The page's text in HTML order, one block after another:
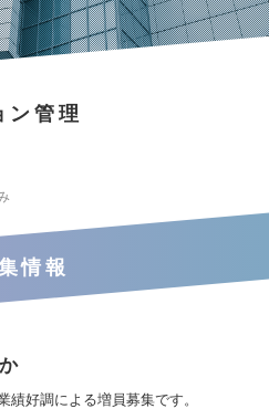
ン管理
情報
績好調による増員募集です。